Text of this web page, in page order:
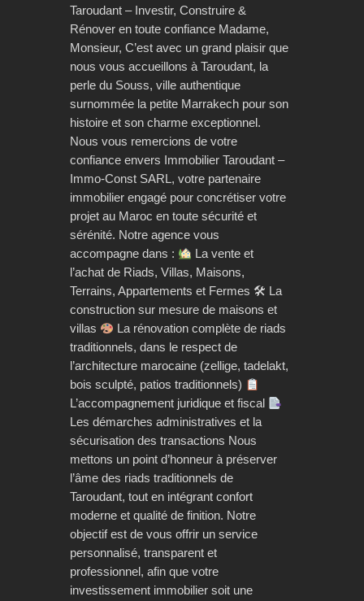
Taroudant – Investir, Construire &
Rénover en toute confiance Madame,
Monsieur, C’est avec un grand plaisir que
nous vous accueillons à Taroudant, la
perle du Souss, ville authentique
surnommée la petite Marrakech pour son
histoire et son charme exceptionnel.
Nous vous remercions de votre
confiance envers Immobilier Taroudant –
Immo-Const SARL, votre partenaire
immobilier engagé pour concrétiser votre
projet au Maroc en toute sécurité et
sérénité. Notre agence vous
accompagne dans :
La vente et
l’achat de Riads, Villas, Maisons,
Terrains, Appartements et Fermes 🛠 La
construction sur mesure de maisons et
villas
La rénovation complète de riads
traditionnels, dans le respect de
l’architecture marocaine (zellige, tadelakt,
bois sculpté, patios traditionnels)
L’accompagnement juridique et fiscal
Les démarches administratives et la
sécurisation des transactions Nous
mettons un point d’honneur à préserver
l’âme des riads traditionnels de
Taroudant, tout en intégrant confort
moderne et qualité de finition. Notre
objectif est de vous offrir un service
personnalisé, transparent et
professionnel, afin que votre
investissement immobilier soit une